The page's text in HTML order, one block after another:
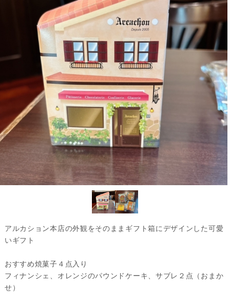
アルカション本店の外観をそのままギフト箱にデザインした可愛
いギフト
おすすめ焼菓子４点入り
フィナンシェ、オレンジのパウンドケーキ、サブレ２点（おまか
せ）